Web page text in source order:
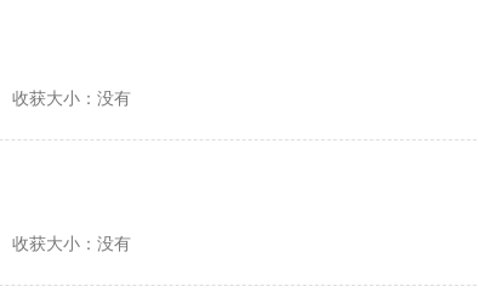
收获大小：没有
收获大小：没有